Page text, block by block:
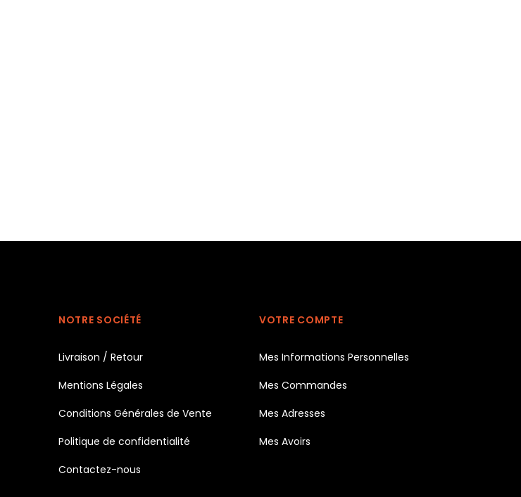
NOTRE SOCIÉTÉ
Livraison / Retour
Mentions Légales
Conditions Générales de Vente
Politique de confidentialité
Contactez-nous
VOTRE COMPTE
Mes Informations Personnelles
Mes Commandes
Mes Adresses
Mes Avoirs